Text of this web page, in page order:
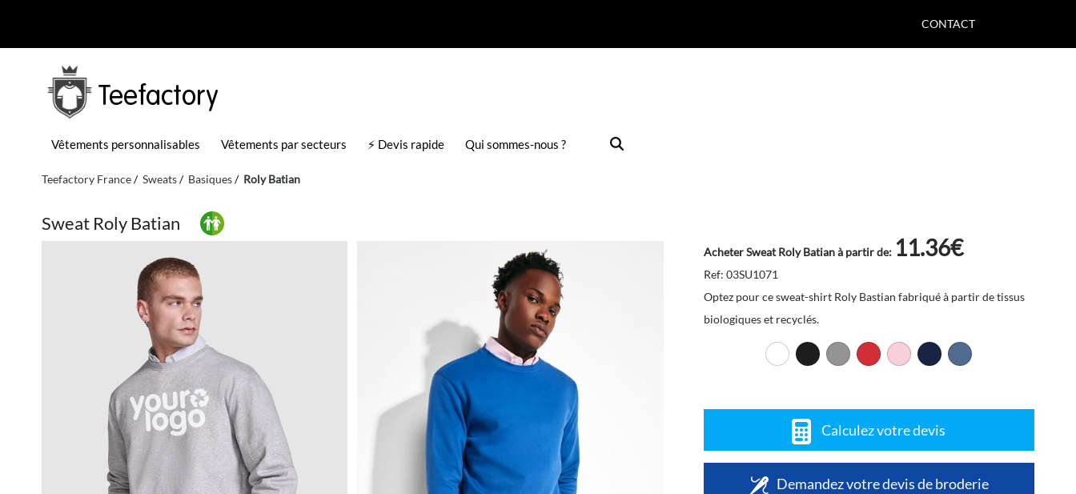
CONTACT
Teefactory
Vêtements personnalisables Vêtements par secteurs ⚡ Devis rapide Qui sommes-nous ?
Teefactory France Sweats Basiques Roly Batian
Sweat Roly Batian
Acheter Sweat Roly Batian à partir de: 11.36€
Ref: 03SU1071
Optez pour ce sweat-shirt Roly Bastian fabriqué à partir de tissus
biologiques et recyclés.
Calculez votre devis
Demandez votre devis de broderie